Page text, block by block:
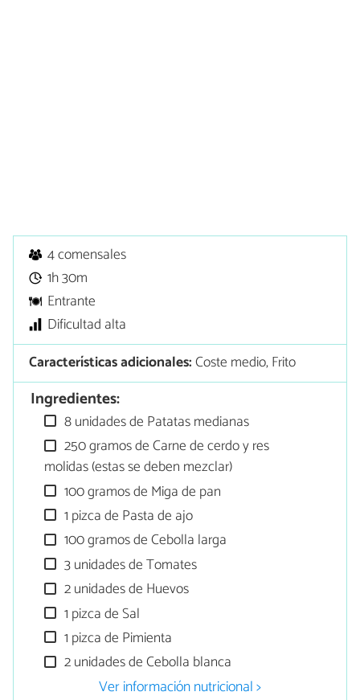
4 comensales
1h 30m
Entrante
Dificultad alta
Características adicionales:Coste medio, Frito
Ingredientes:
8 unidades de Patatas medianas
250 gramos de Carne de cerdo y res
molidas (estas se deben mezclar)
100 gramos de Miga de pan
1 pizca de Pasta de ajo
100 gramos de Cebolla larga
3 unidades de Tomates
2 unidades de Huevos
1 pizca de Sal
1 pizca de Pimienta
2 unidades de Cebolla blanca
Ver información nutricional >